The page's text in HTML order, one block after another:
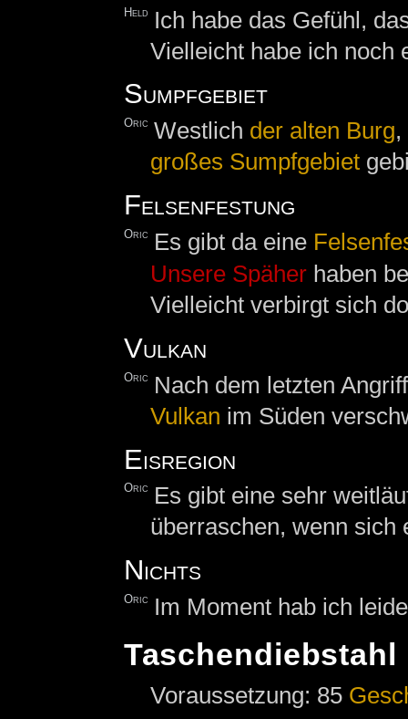
Held
Ich habe das Gefühl,
Vielleicht habe ich noch
Sumpfgebiet
Oric Westlich der alten Burg
großes Sumpfgebiet
Felsenfestung
Oric Es gibt da eine
Unsere Späherhaben
Vielleicht verbirgt sich
Vulkan
Oric
Nach dem letzten
Vulkan im Süden
Eisregion
Oric
Es gibt eine sehr
überraschen, wenn sich
Nichts
Oric Im Moment hab ich
Taschendiebstahl
Voraussetzung: 85